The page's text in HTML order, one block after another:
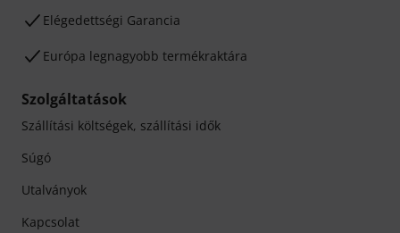
Elégedettségi Garancia
Európa legnagyobb termékraktára
Szolgáltatások
Szállítási költségek, szállítási idők
Súgó
Utalványok
Kapcsolat